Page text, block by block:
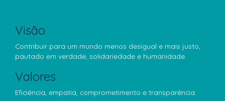
Visão
Contribuir para um mundo menos desigual e mais justo,
pautado em verdade, solidariedade e humanidade.
Valores
Eficiência, empatia, comprometimento e transparência.